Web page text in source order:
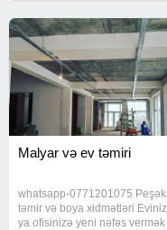
Malyar və ev təmiri
whatsapp-0771201075
təmir və boya xidmətləri
ya ofisinizə yeni nəfəs vermək